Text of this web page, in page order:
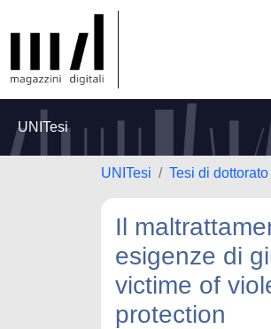
UNITesi
UNITesi Tesi di dottorato
Il
esigenze di
victime of
protection